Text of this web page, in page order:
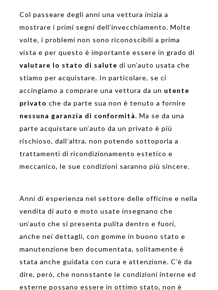
Col passeare degli anni una vettura inizia a
mostrare i primi segni dell’invecchiamento. Molte
volte, i problemi non sono riconoscibili a prima
vista e per questo è importante essere in grado di
valutare lo stato di salute di un’auto usata che
stiamo per acquistare. In particolare, se ci
accingiamo a comprare una vettura da un utente
privato che da parte sua non è tenuto a fornire
nessuna garanzia di conformità. Ma se da una
parte acquistare un’auto da un privato è più
rischioso, dall’altra, non potendo sottoporla a
trattamenti di ricondizionamento estetico e
meccanico, le sue condizioni saranno più sincere.
Anni di esperienza nel settore delle officine e nella
vendita di auto e moto usate insegnano che
un’auto che si presenta pulita dentro e fuori,
anche nei dettagli, con gomme in buono stato e
manutenzione ben documentata, solitamente è
stata anche guidata con cura e attenzione. C’è da
dire, però, che nonostante le condizioni interne ed
esterne possano essere in ottimo stato, non è